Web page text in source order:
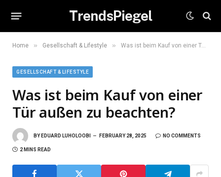
TrendsPiegel
Home » Gesellschaft & Lifestyle » Was ist beim Kauf von einer Tür außen zu beachten?
GESELLSCHAFT & LIFESTYLE
Was ist beim Kauf von einer
Tür außen zu beachten?
BY EDUARD LUHOLOOBI FEBRUARY 28, 2025 NO COMMENTS
2 MINS READ